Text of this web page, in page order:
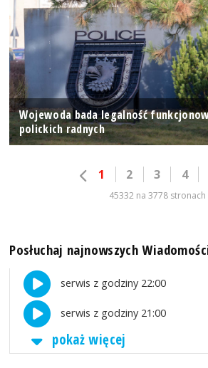
Wojewoda bada legalność
polickich radnych
1 2 3 4
45332 na 3778 stronach
Posłuchaj najnowszych
serwis z godziny 22:00
serwis z godziny 21:00
pokaż więcej